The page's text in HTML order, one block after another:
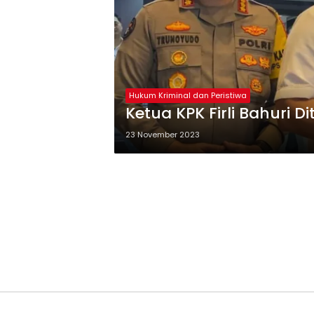
Hukum Kriminal dan Peristiwa
Ketua KPK Firli Bahuri
23 November 2023